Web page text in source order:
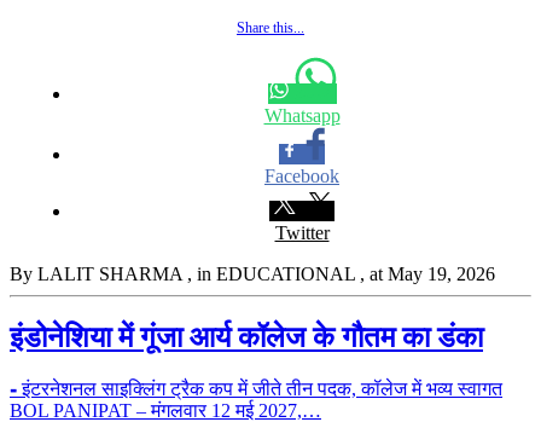
Share this...
Whatsapp
Facebook
Twitter
By LALIT SHARMA , in EDUCATIONAL , at May 19, 2026
इंडोनेशिया में गूंजा आर्य कॉलेज के गौतम का डंका
⁃ इंटरनेशनल साइक्लिंग ट्रैक कप में जीते तीन पदक, कॉलेज में भव्य स्वागत
BOL PANIPAT – मंगलवार 12 मई 2027,…